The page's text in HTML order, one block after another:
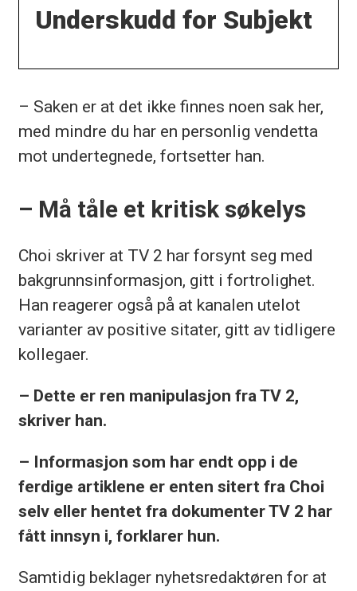
Underskudd for Subjekt
– Saken er at det ikke finnes noen sak her,
med mindre du har en personlig vendetta
mot undertegnede, fortsetter han.
– Må tåle et kritisk søkelys
Choi skriver at TV 2 har forsynt seg med
bakgrunnsinformasjon, gitt i fortrolighet.
Han reagerer også på at kanalen utelot
varianter av positive sitater, gitt av tidligere
kollegaer.
– Dette er ren manipulasjon fra TV 2,
skriver han.
– Informasjon som har endt opp i de
ferdige artiklene er enten sitert fra Choi
selv eller hentet fra dokumenter TV 2 har
fått innsyn i, forklarer hun.
Samtidig beklager nyhetsredaktøren for at